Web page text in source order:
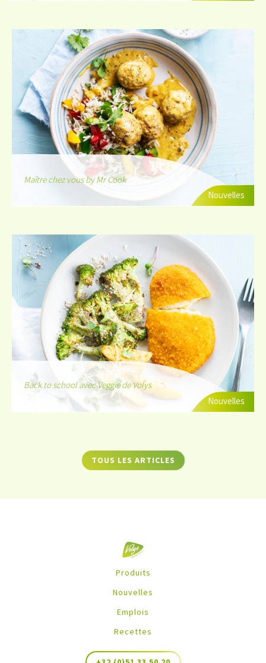
Nouvelles
Maître chez vous by Mr Cook
Nouvelles
Back to school avec Veggie de Volys
TOUS LES ARTICLES
Produits
Nouvelles
Emplois
Recettes